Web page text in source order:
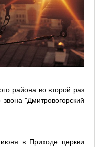
района во второй раз
"Дмитровогорский
в Приходе церкви